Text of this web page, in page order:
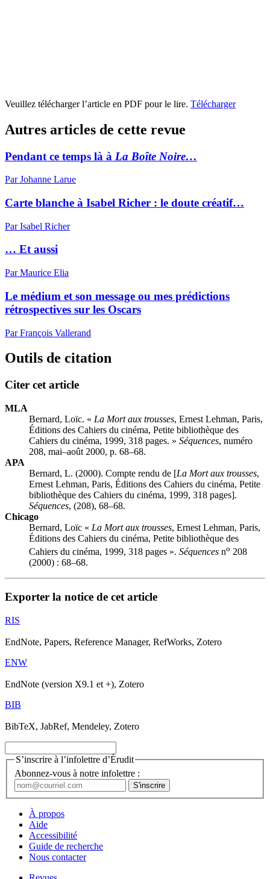
Veuillez télécharger l’article en PDF pour le lire. Télécharger
Autres articles de cette revue
Pendant ce temps là à La Boîte Noire…
Par Johanne Larue
Carte blanche à Isabel Richer : le doute créatif…
Par Isabel Richer
… Et aussi
Par Maurice Elia
Le médium et son message ou mes prédictions
rétrospectives sur les Oscars
Par François Vallerand
Outils de citation
Citer cet article
MLA
Bernard, Loïc. « La Mort aux trousses, Ernest Lehman, Paris,
Éditions des Cahiers du cinéma, Petite bibliothèque des
Cahiers du cinéma, 1999, 318 pages. » Séquences, numéro
208, mai–août 2000, p. 68–68.
APA
Bernard, L. (2000). Compte rendu de [La Mort aux trousses,
Ernest Lehman, Paris, Éditions des Cahiers du cinéma, Petite
bibliothèque des Cahiers du cinéma, 1999, 318 pages].
Séquences, (208), 68–68.
Chicago
Bernard, Loïc « La Mort aux trousses, Ernest Lehman, Paris,
Éditions des Cahiers du cinéma, Petite bibliothèque des
Cahiers du cinéma, 1999, 318 pages ». Séquences no 208
(2000) : 68–68.
Exporter la notice de cet article
RIS
EndNote, Papers, Reference Manager, RefWorks, Zotero
ENW
EndNote (version X9.1 et +), Zotero
BIB
BibTeX, JabRef, Mendeley, Zotero
S’inscrire à l’infolettre d’Érudit
Abonnez-vous à notre infolettre :
À propos
Aide
Accessibilité
Guide de recherche
Nous contacter